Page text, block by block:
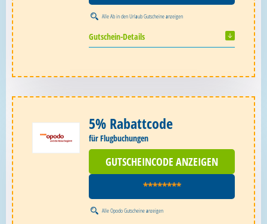
AlleAb in den Urlaub Gutscheineanzeigen
Gutschein-Details
5% Rabattcode
für Flugbuchungen
GUTSCHEINCODE ANZEIGEN
********
AlleOpodo Gutscheineanzeigen